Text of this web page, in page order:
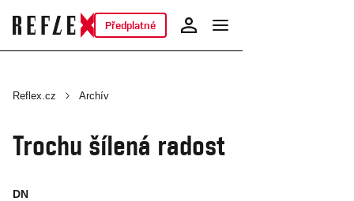
Předplatné
Reflex.cz Archív
Trochu šílená radost
DN